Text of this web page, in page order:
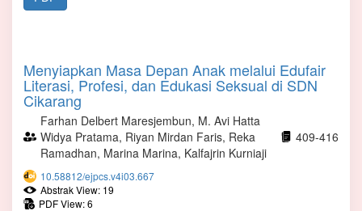
Menyiapkan Masa Depan Anak melalui Edufair
Literasi, Profesi, dan Edukasi Seksual di SDN
Cikarang
Farhan Delbert Maresjembun, M. Avi Hatta
Widya Pratama, Riyan Mirdan Faris, Reka
Ramadhan, Marina Marina, Kalfajrin Kurniaji
409-416
10.58812/ejpcs.v4i03.667
Abstrak View: 19
PDF View: 6